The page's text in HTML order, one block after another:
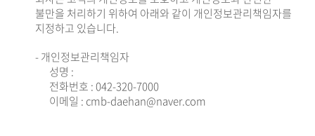
불만을 처리하기 위하여 아래와 같이 개인정보관리책임자를
지정하고 있습니다.
- 개인정보관리책임자
성명 :
전화번호 : 042-320-7000
이메일 : cmb-daehan@naver.com